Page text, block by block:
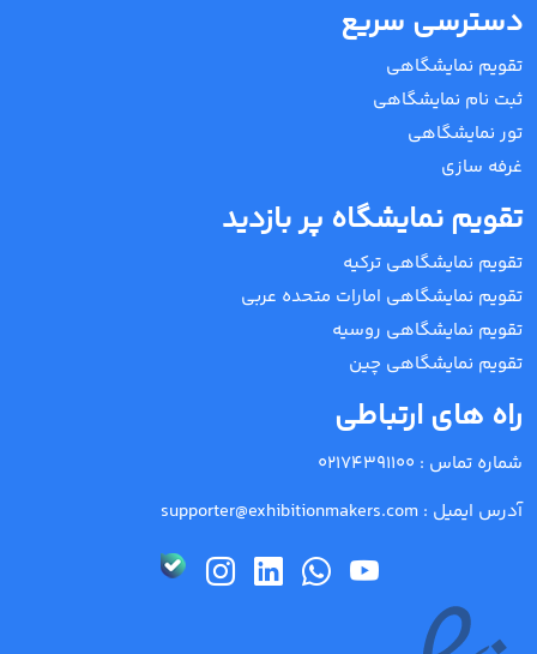
دسترسی سریع
تقویم نمایشگاهی
ثبت نام نمایشگاهی
تور نمایشگاهی
غرفه سازی
تقویم نمایشگاه پر بازدید
تقویم نمایشگاهی ترکیه
تقویم نمایشگاهی امارات متحده عربی
تقویم نمایشگاهی روسیه
تقویم نمایشگاهی چین
راه های ارتباطی
شماره تماس : 02174391100
آدرس ایمیل : supporter@exhibitionmakers.com